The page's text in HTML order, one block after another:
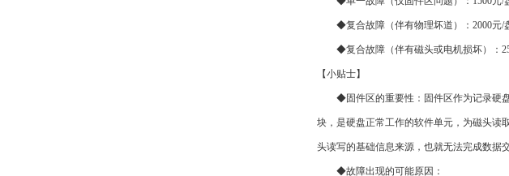
◆复合故障（伴有物理坏道）：2000元/
◆复合故障（伴有磁头或电机损坏）：
【小贴士】
◆固件区的重要性：固件区作为记录硬盘
块，是硬盘正常工作的软件单元，为磁头读
头读写的基础信息来源，也就无法完成数据
◆故障出现的可能原因：